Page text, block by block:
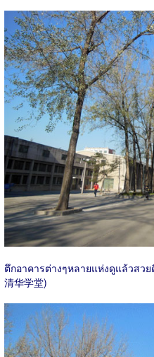
ตึกอาคารต่างๆหลายแห่งดูแล้วสว
清华学堂)